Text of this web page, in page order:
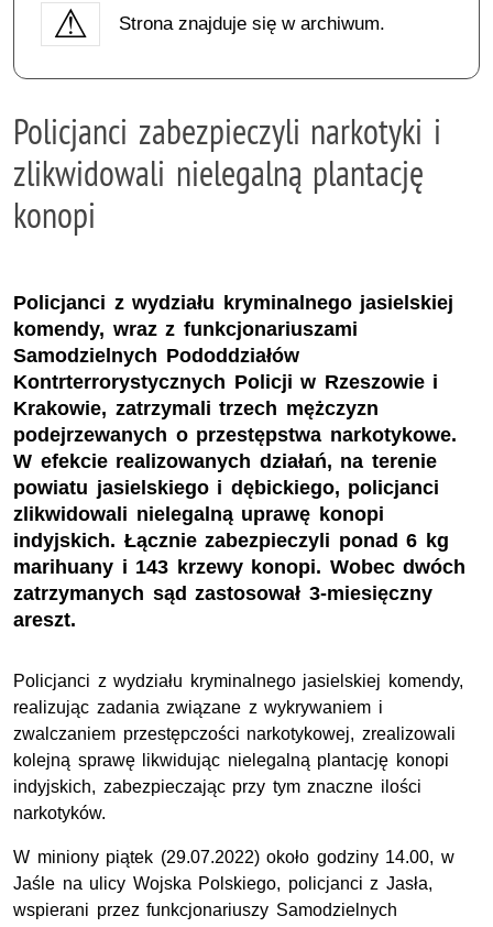
Strona znajduje się w archiwum.
Policjanci zabezpieczyli narkotyki i
zlikwidowali nielegalną plantację
konopi
Policjanci z wydziału kryminalnego jasielskiej
komendy, wraz z funkcjonariuszami
Samodzielnych Pododdziałów
Kontrterrorystycznych Policji w Rzeszowie i
Krakowie, zatrzymali trzech mężczyzn
podejrzewanych o przestępstwa narkotykowe.
W efekcie realizowanych działań, na terenie
powiatu jasielskiego i dębickiego, policjanci
zlikwidowali nielegalną uprawę konopi
indyjskich. Łącznie zabezpieczyli ponad 6 kg
marihuany i 143 krzewy konopi. Wobec dwóch
zatrzymanych sąd zastosował 3-miesięczny
areszt.
Policjanci z wydziału kryminalnego jasielskiej komendy,
realizując zadania związane z wykrywaniem i
zwalczaniem przestępczości narkotykowej, zrealizowali
kolejną sprawę likwidując nielegalną plantację konopi
indyjskich, zabezpieczając przy tym znaczne ilości
narkotyków.
W miniony piątek (29.07.2022) około godziny 14.00, w
Jaśle na ulicy Wojska Polskiego, policjanci z Jasła,
wspierani przez funkcjonariuszy Samodzielnych